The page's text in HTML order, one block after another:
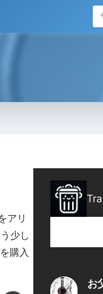
アリ
少し
購入